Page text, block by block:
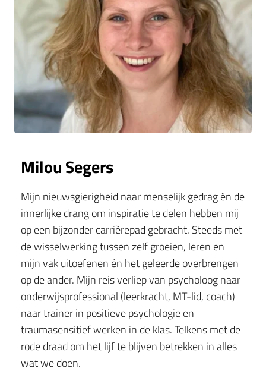
Milou Segers
Mijn nieuwsgierigheid naar menselijk gedrag én de
innerlijke drang om inspiratie te delen hebben mij
op een bijzonder carrièrepad gebracht. Steeds met
de wisselwerking tussen zelf groeien, leren en
mijn vak uitoefenen én het geleerde overbrengen
op de ander. Mijn reis verliep van psycholoog naar
onderwijsprofessional (leerkracht, MT-lid, coach)
naar trainer in positieve psychologie en
traumasensitief werken in de klas. Telkens met de
rode draad om het lijf te blijven betrekken in alles
wat we doen.